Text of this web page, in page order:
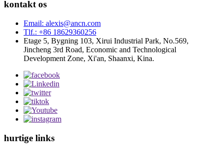
kontakt os
Email: alexis@ancn.com
Tlf.: +86 18629360256
Etage 5, Bygning 103, Xirui Industrial Park, No.569,
Jincheng 3rd Road, Economic and Technological
Development Zone, Xi'an, Shaanxi, Kina.
hurtige links